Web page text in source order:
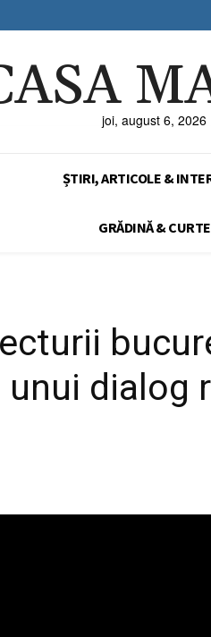
joi, august 6, 2026
ȘTIRI, ARTICOLE &
GRĂDINĂ & CURTE
dialog